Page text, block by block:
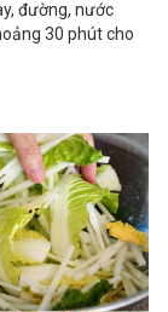
đường, nước
30 phút cho